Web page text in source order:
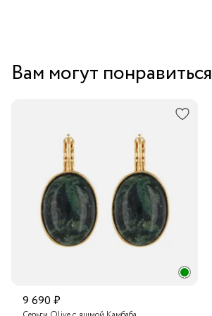
Вам могут понравиться
9 690 ₽